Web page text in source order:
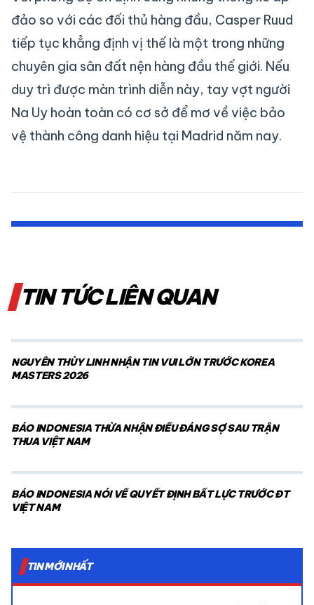
đảo so với các đối thủ hàng đầu, Casper Ruud
tiếp tục khẳng định vị thế là một trong những
chuyên gia sân đất nện hàng đầu thế giới. Nếu
duy trì được màn trình diễn này, tay vợt người
Na Uy hoàn toàn có cơ sở để mơ về việc bảo
vệ thành công danh hiệu tại Madrid năm nay.
TIN TỨC LIÊN QUAN
NGUYỄN THÙY LINH NHẬN TIN VUI LỚN TRƯỚC KOREA
MASTERS 2026
BÁO INDONESIA THỪA NHẬN ĐIỀU ĐÁNG SỢ SAU TRẬN
THUA VIỆT NAM
BÁO INDONESIA NÓI VỀ QUYẾT ĐỊNH BẤT LỰC TRƯỚC ĐT
VIỆT NAM
TIN MỚI NHẤT